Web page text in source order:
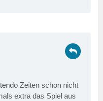
Zeiten schon nicht
extra das Spiel aus